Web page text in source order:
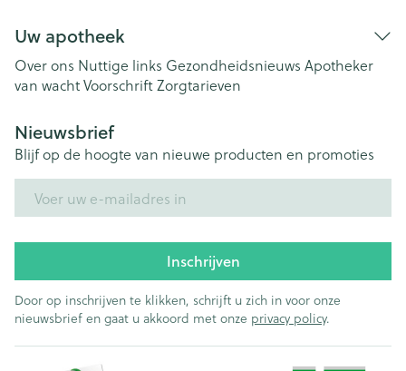
Uw apotheek
Over ons Nuttige links Gezondheidsnieuws Apotheker
van wachtVoorschriftZorgtarieven
Nieuwsbrief
Blijf op de hoogte van nieuwe producten en promoties
Inschrijven
Door op inschrijven te klikken, schrijft u zich in voor onze
nieuwsbrief en gaat u akkoord met onze privacy policy.